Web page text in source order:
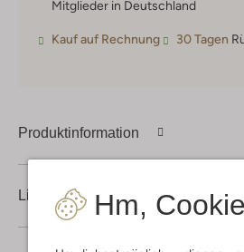
Hm,
Mitglieder in Deutschland
Kauf auf Rechnung 30 Tagen
Produktinformation
Lieferung & Rückgabe